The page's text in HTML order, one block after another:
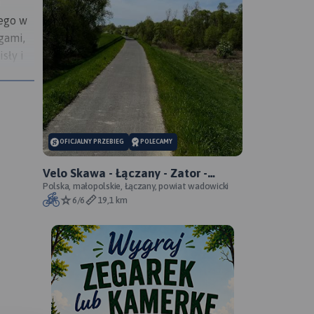
w
i
OFICJALNY PRZEBIEG POLECAMY
Velo Skawa - Łączany - Zator -
oficjalny przebieg szlaku
Polska, małopolskie, Łączany, powiat wadowicki
6/6
19,1 km